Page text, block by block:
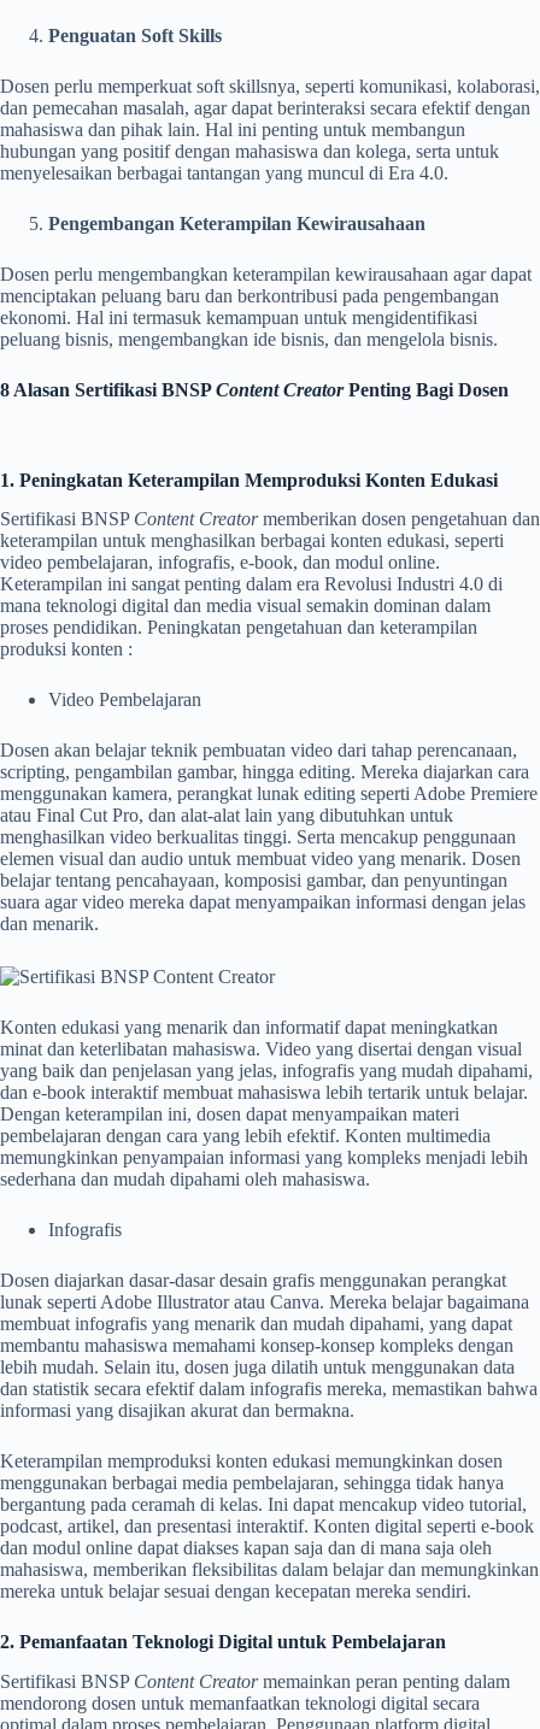
Penguatan Soft Skills
Dosen perlu memperkuat soft skillsnya, seperti komunikasi, kolaborasi,
dan pemecahan masalah, agar dapat berinteraksi secara efektif dengan
mahasiswa dan pihak lain. Hal ini penting untuk membangun
hubungan yang positif dengan mahasiswa dan kolega, serta untuk
menyelesaikan berbagai tantangan yang muncul di Era 4.0.
Pengembangan Keterampilan Kewirausahaan
Dosen perlu mengembangkan keterampilan kewirausahaan agar dapat
menciptakan peluang baru dan berkontribusi pada pengembangan
ekonomi. Hal ini termasuk kemampuan untuk mengidentifikasi
peluang bisnis, mengembangkan ide bisnis, dan mengelola bisnis.
8 Alasan Sertifikasi BNSPContent CreatorPenting Bagi Dosen
1. Peningkatan Keterampilan Memproduksi Konten Edukasi
Sertifikasi BNSP Content Creatormemberikan dosen pengetahuan dan
keterampilan untuk menghasilkan berbagai konten edukasi, seperti
video pembelajaran, infografis, e-book, dan modul online.
Keterampilan ini sangat penting dalam era Revolusi Industri 4.0 di
mana teknologi digital dan media visual semakin dominan dalam
proses pendidikan. Peningkatan pengetahuan dan keterampilan
produksi konten :
Video Pembelajaran
Dosen akan belajar teknik pembuatan video dari tahap perencanaan,
scripting, pengambilan gambar, hingga editing. Mereka diajarkan cara
menggunakan kamera, perangkat lunak editing seperti Adobe Premiere
atau Final Cut Pro, dan alat-alat lain yang dibutuhkan untuk
menghasilkan video berkualitas tinggi. Serta mencakup penggunaan
elemen visual dan audio untuk membuat video yang menarik. Dosen
belajar tentang pencahayaan, komposisi gambar, dan penyuntingan
suara agar video mereka dapat menyampaikan informasi dengan jelas
dan menarik.
Konten edukasi yang menarik dan informatif dapat meningkatkan
minat dan keterlibatan mahasiswa. Video yang disertai dengan visual
yang baik dan penjelasan yang jelas, infografis yang mudah dipahami,
dan e-book interaktif membuat mahasiswa lebih tertarik untuk belajar.
Dengan keterampilan ini, dosen dapat menyampaikan materi
pembelajaran dengan cara yang lebih efektif. Konten multimedia
memungkinkan penyampaian informasi yang kompleks menjadi lebih
sederhana dan mudah dipahami oleh mahasiswa.
Infografis
Dosen diajarkan dasar-dasar desain grafis menggunakan perangkat
lunak seperti Adobe Illustrator atau Canva. Mereka belajar bagaimana
membuat infografis yang menarik dan mudah dipahami, yang dapat
membantu mahasiswa memahami konsep-konsep kompleks dengan
lebih mudah. Selain itu, dosen juga dilatih untuk menggunakan data
dan statistik secara efektif dalam infografis mereka, memastikan bahwa
informasi yang disajikan akurat dan bermakna.
Keterampilan memproduksi konten edukasi memungkinkan dosen
menggunakan berbagai media pembelajaran, sehingga tidak hanya
bergantung pada ceramah di kelas. Ini dapat mencakup video tutorial,
podcast, artikel, dan presentasi interaktif. Konten digital seperti e-book
dan modul online dapat diakses kapan saja dan di mana saja oleh
mahasiswa, memberikan fleksibilitas dalam belajar dan memungkinkan
mereka untuk belajar sesuai dengan kecepatan mereka sendiri.
2. Pemanfaatan Teknologi Digital untuk Pembelajaran
Sertifikasi BNSP Content Creatormemainkan peran penting dalam
mendorong dosen untuk memanfaatkan teknologi digital secara
optimal dalam proses pembelajaran. Penggunaan platform digital